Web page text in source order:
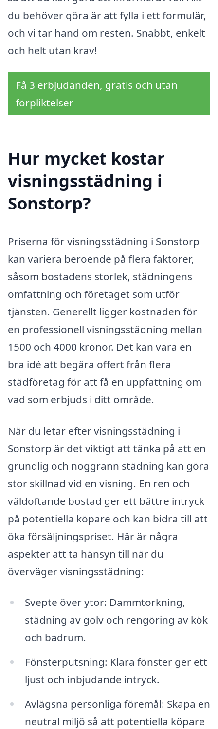
du behöver göra är att fylla i ett formulär,
och vi tar hand om resten. Snabbt, enkelt
och helt utan krav!
Få 3 erbjudanden, gratis och utan
förpliktelser
Hur mycket kostar
visningsstädning i
Sonstorp?
Priserna för visningsstädning i Sonstorp
kan variera beroende på flera faktorer,
såsom bostadens storlek, städningens
omfattning och företaget som utför
tjänsten. Generellt ligger kostnaden för
en professionell visningsstädning mellan
1500 och 4000 kronor. Det kan vara en
bra idé att begära offert från flera
städföretag för att få en uppfattning om
vad som erbjuds i ditt område.
När du letar efter visningsstädning i
Sonstorp är det viktigt att tänka på att en
grundlig och noggrann städning kan göra
stor skillnad vid en visning. En ren och
väldoftande bostad ger ett bättre intryck
på potentiella köpare och kan bidra till att
öka försäljningspriset. Här är några
aspekter att ta hänsyn till när du
överväger visningsstädning:
Svepte över ytor: Dammtorkning,
städning av golv och rengöring av kök
och badrum.
Fönsterputsning: Klara fönster ger ett
ljust och inbjudande intryck.
Avlägsna personliga föremål: Skapa en
neutral miljö så att potentiella köpare